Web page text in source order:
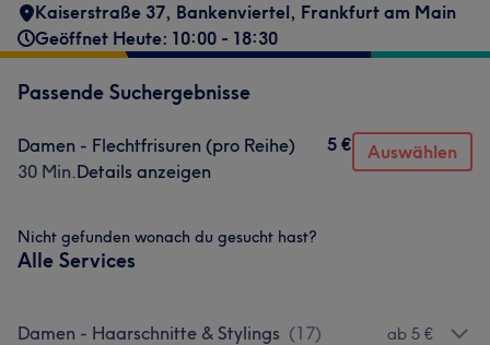
Kaiserstraße 37, Bankenviertel, Frankfurt am Main
Geöffnet Heute: 10:00 - 18:30
Passende Suchergebnisse
Damen - Flechtfrisuren (pro Reihe)
30 Min.Details anzeigen
5 € Auswählen
Nicht gefunden wonach du gesucht hast?
Alle Services
Damen - Haarschnitte & Stylings (17) ab 5 €